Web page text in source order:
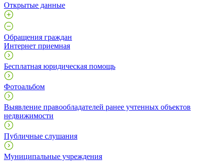
Открытые данные
Обращения граждан
Интернет приемная
Бесплатная юридическая помощь
Фотоальбом
Выявление правообладателей ранее учтенных объектов
недвижимости
Публичные слушания
Муниципальные учреждения